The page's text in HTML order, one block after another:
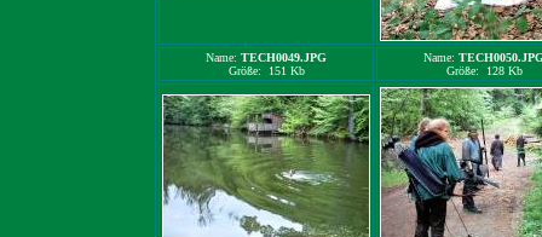
Name: TECH0049.JPG
Größe: 151 Kb
Name:
Größe: 128 Kb